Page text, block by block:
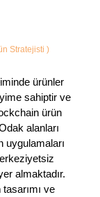
Stratejisti )
ürünler
sahiptir ve
ürün
alanları
uygulamaları
almaktadır.
ve